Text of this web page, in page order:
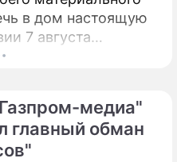
в дом настоящую
7 августа
Анны, матери
медиа"
главный обман